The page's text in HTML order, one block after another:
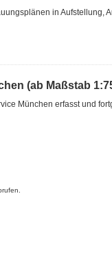
in Aufstellung,
(ab Maßstab
München erfasst und